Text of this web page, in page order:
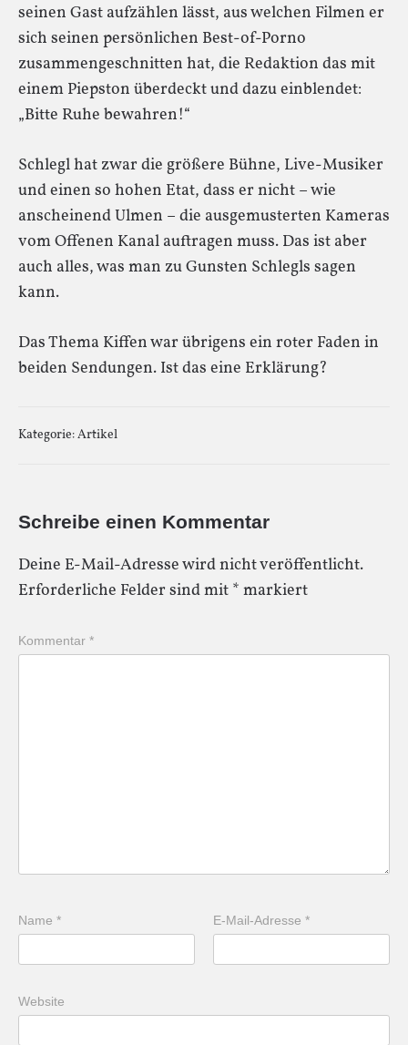
seinen Gast aufzählen lässt, aus welchen Filmen er
sich seinen persönlichen Best-of-Porno
zusammengeschnitten hat, die Redaktion das mit
einem Piepston überdeckt und dazu einblendet:
„Bitte Ruhe bewahren!“
Schlegl hat zwar die größere Bühne, Live-Musiker
und einen so hohen Etat, dass er nicht – wie
anscheinend Ulmen – die ausgemusterten Kameras
vom Offenen Kanal auftragen muss. Das ist aber
auch alles, was man zu Gunsten Schlegls sagen
kann.
Das Thema Kiffen war übrigens ein roter Faden in
beiden Sendungen. Ist das eine Erklärung?
Kategorie:Artikel
Schreibe einen Kommentar
Deine E-Mail-Adresse wird nicht veröffentlicht.
Erforderliche Felder sind mit * markiert
Kommentar *
Name * E-Mail-Adresse*
Website